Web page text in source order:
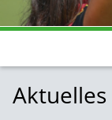
Aktuelles